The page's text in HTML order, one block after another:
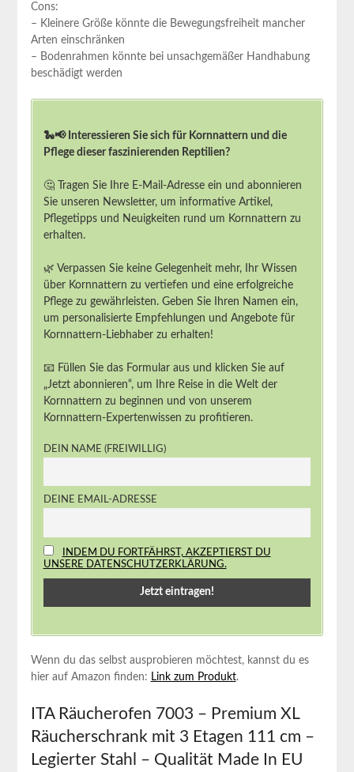
Cons:
– Kleinere Größe könnte die Bewegungsfreiheit mancher
Arten einschränken
– Bodenrahmen könnte bei unsachgemäßer Handhabung
beschädigt werden
🐍📢 Interessieren Sie sich für Kornnattern und die
Pflege dieser faszinierenden Reptilien?
🤔 Tragen Sie Ihre E-Mail-Adresse ein und abonnieren
Sie unseren Newsletter, um informative Artikel,
Pflegetipps und Neuigkeiten rund um Kornnattern zu
erhalten.
🌿 Verpassen Sie keine Gelegenheit mehr, Ihr Wissen
über Kornnattern zu vertiefen und eine erfolgreiche
Pflege zu gewährleisten. Geben Sie Ihren Namen ein,
um personalisierte Empfehlungen und Angebote für
Kornnattern-Liebhaber zu erhalten!
📧 Füllen Sie das Formular aus und klicken Sie auf
„Jetzt abonnieren“, um Ihre Reise in die Welt der
Kornnattern zu beginnen und von unserem
Kornnattern-Expertenwissen zu profitieren.
DEIN NAME (FREIWILLIG)
DEINE EMAIL-ADRESSE
INDEM DU FORTFÄHRST, AKZEPTIERST DU
UNSERE DATENSCHUTZERKLÄRUNG.
Wenn du das⁤ selbst ausprobieren möchtest, kannst du es
hier auf Amazon finden: Link zum Produkt.
ITA Räucherofen 7003 – Premium XL
Räucherschrank mit 3 Etagen 111 cm –
Legierter Stahl – Qualität Made In⁣ EU